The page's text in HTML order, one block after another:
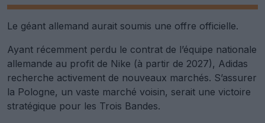
Le géant allemand aurait soumis une offre officielle.
Ayant récemment perdu le contrat de l’équipe nationale
allemande au profit de Nike (à partir de 2027), Adidas
recherche activement de nouveaux marchés. S’assurer
la Pologne, un vaste marché voisin, serait une victoire
stratégique pour les Trois Bandes.